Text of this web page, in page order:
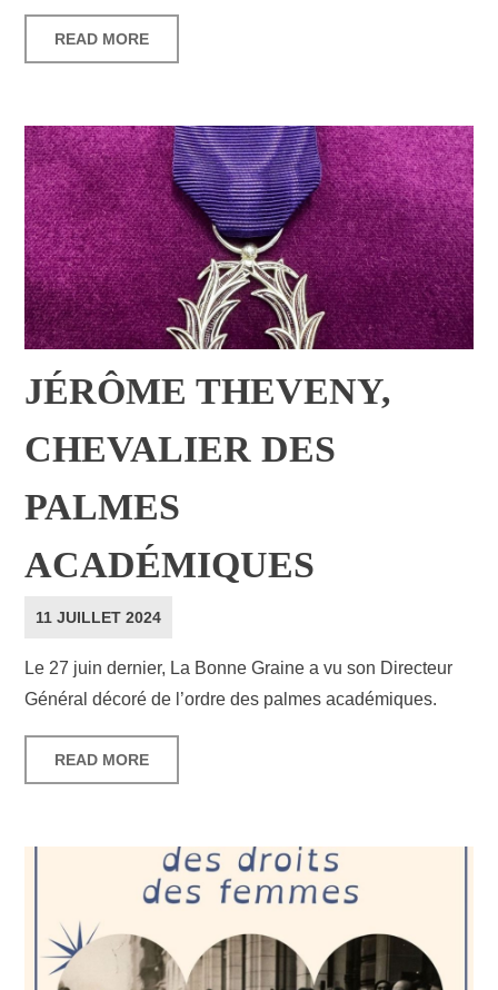
READ MORE
JÉRÔME THEVENY,
CHEVALIER DES
PALMES
ACADÉMIQUES
11 JUILLET 2024
Le 27 juin dernier, La Bonne Graine a vu son Directeur
Général décoré de l’ordre des palmes académiques.
READ MORE